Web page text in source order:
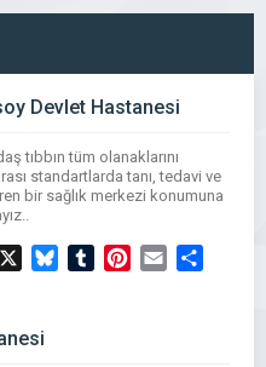
Devlet Hastanesi
tıbbın tüm olanaklarını
standartlarda tanı, tedavi ve
bir sağlık merkezi konumuna
BlueskyTumblrPinterest
Email